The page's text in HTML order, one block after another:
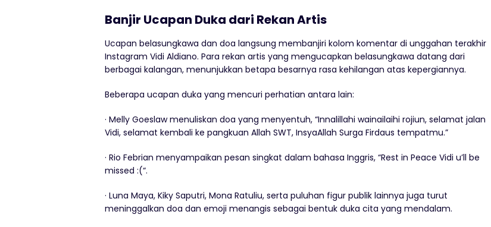
Banjir Ucapan Duka dari Rekan Artis
Ucapan belasungkawa dan doa langsung membanjiri kolom komentar di unggahan terakhir
Instagram Vidi Aldiano. Para rekan artis yang mengucapkan belasungkawa datang dari
berbagai kalangan, menunjukkan betapa besarnya rasa kehilangan atas kepergiannya.
Beberapa ucapan duka yang mencuri perhatian antara lain:
· Melly Goeslaw menuliskan doa yang menyentuh, “Innalillahi wainailaihi rojiun, selamat jalan
Vidi, selamat kembali ke pangkuan Allah SWT, InsyaAllah Surga Firdaus tempatmu.”
· Rio Febrian menyampaikan pesan singkat dalam bahasa Inggris, “Rest in Peace Vidi u’ll be
missed :(“.
· Luna Maya, Kiky Saputri, Mona Ratuliu, serta puluhan figur publik lainnya juga turut
meninggalkan doa dan emoji menangis sebagai bentuk duka cita yang mendalam.